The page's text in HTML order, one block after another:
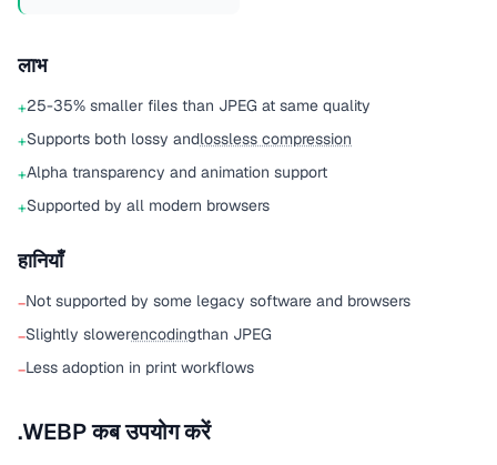
लाभ
+25-35% smaller files than JPEG at same quality
+Supports both lossy andlossless compression
+Alpha transparency and animation support
+Supported by all modern browsers
हानियाँ
−Not supported by some legacy software and browsers
−Slightly slowerencodingthan JPEG
−Less adoption in print workflows
.WEBP कब उपयोग करें